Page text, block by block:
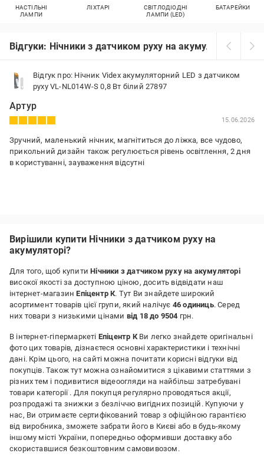
НАСТІЛЬНІ
ЛАМПИ
ЛІХТАРІ
СВІТЛОДІОДНІ
ЛАМПИ (LED)
БАТАРЕЙКИ
Відгуки: Нічники з датчиком руху на акумуляторі
Відгук про: Нічник Videx акумуляторний LED з датчиком
руху VL-NL014W-S 0,8 Вт білий 27897
Артур
15.06.2026
Зручний, маленький нічник, магнітиться до ліжка, все чудово,
прикольний дизайн також регулюється рівень освітлення, 2 дня
в користуванні, зауваження відсутні
Вирішили купити Нічники з датчиком руху на
акумуляторі?
Для того, щоб купитиНічники з датчиком руху на акумуляторі
високої якості за доступною ціною, досить відвідати наш
інтернет-магазинЕпіцентр К. Тут Ви знайдете широкий
асортимент товарів цієї групи, який налічує 46 одиниць. Серед
них товари з низькими цінами від 18 до 9504 грн.
В інтернет-гіпермаркеті Епіцентр КВи легко знайдете оригінальні
фото цих товарів, дізнаєтеся основні характеристики і технічні
дані. Крім цього, на сайті можна почитати корисні відгуки від
покупців. Також тут можна ознайомитися з цікавими статтями з
різних тем і подивитися відеоогляди на найбільш затребувані
товари категорії . Для покупця регулярно проводяться акції,
розпродажі та знижки з безліччю вигідних позицій. Купуючи у
нас, Ви отримаєте сертифікований товар з офіційною гарантією
від виробника, зможете забрати його в Києві або в будь-якому
іншому місті України, попередньо оформивши доставку або
скориставшися безкоштовним самовивозом.